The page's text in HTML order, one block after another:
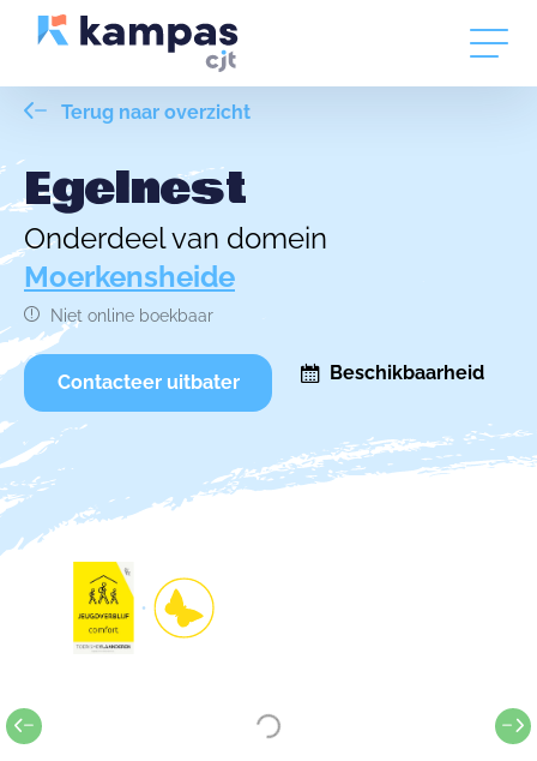
Terug naar overzicht
Egelnest
Onderdeel van domein
Moerkensheide
Niet online boekbaar
Contacteer uitbater Beschikbaarheid